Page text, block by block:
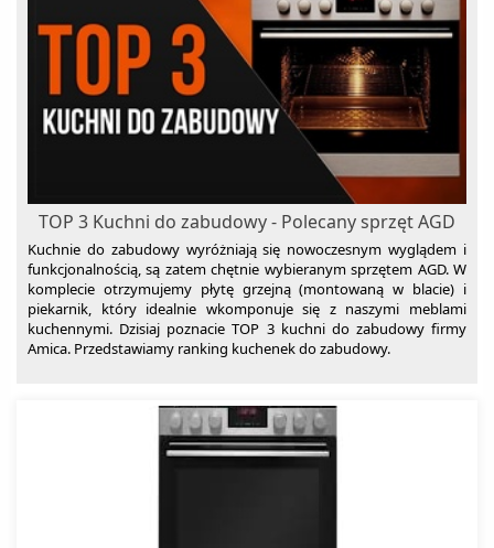
TOP 3 Kuchni do zabudowy - Polecany sprzęt AGD
Kuchnie do zabudowy wyróżniają się nowoczesnym wyglądem i
funkcjonalnością, są zatem chętnie wybieranym sprzętem AGD. W
komplecie otrzymujemy płytę grzejną (montowaną w blacie) i
piekarnik, który idealnie wkomponuje się z naszymi meblami
kuchennymi. Dzisiaj poznacie TOP 3 kuchni do zabudowy firmy
Amica. Przedstawiamy ranking kuchenek do zabudowy.